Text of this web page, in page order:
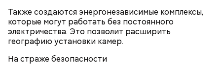
Также создаются энергонезависимые комплексы,
которые могут работать без постоянного
электричества. Это позволит расширить
географию установки камер.
На страже безопасности
Публикация отPOLLY VLOG(@chernykh8422)
Фев 3, 2018 at 2:57 PST